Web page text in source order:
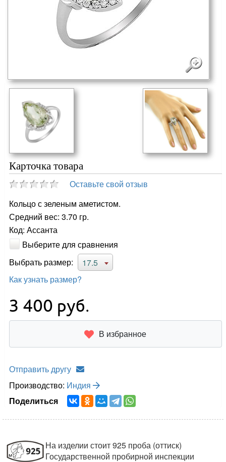
Карточка товара
Оставьте свой отзыв
Кольцо с зеленым аметистом.
Средний вес: 3.70 гр.
Код: Ассанта
Выберите для сравнения
Выбрать размер:
17.5
Как узнать размер?
3 400 руб.
В избранное
Отправить другу
Производство: Индия
Поделиться
На изделии стоит 925 проба (оттиск)
Государственной пробирной инспекции